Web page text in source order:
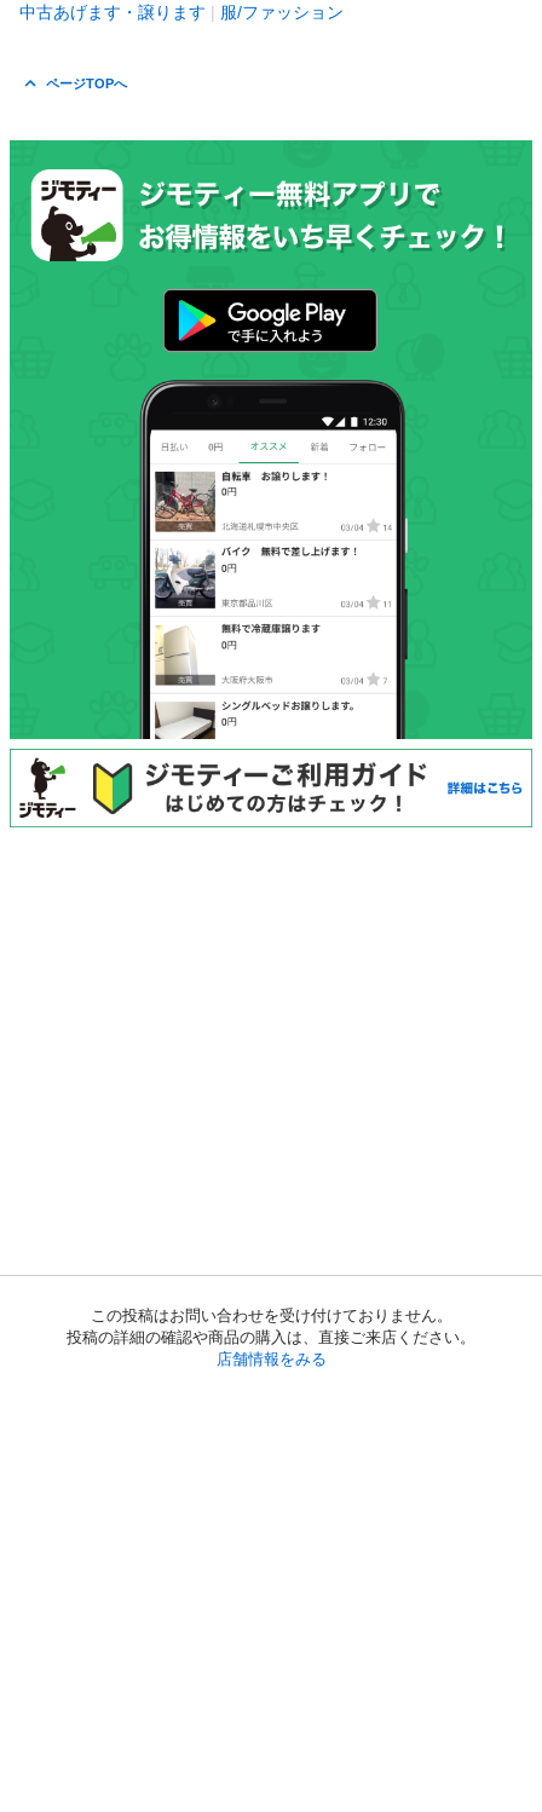
この投稿はお問い合わせを受け付けておりません。
投稿の詳細の確認や商品の購入は、直接ご来店ください。
店舗情報をみる
中古あげます・譲ります 服/ファッション
ページTOPへ